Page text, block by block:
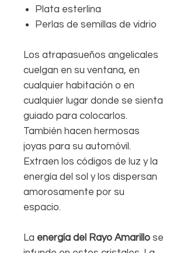
Plata esterlina
Perlas de semillas de vidrio
Los atrapasueños angelicales
cuelgan en su ventana, en
cualquier habitación o en
cualquier lugar donde se sienta
guiado para colocarlos.
También hacen hermosas
joyas para su automóvil.
Extraen los códigos de luz y la
energía del sol y los dispersan
amorosamente por su
espacio.
La energía del Rayo Amarillo se